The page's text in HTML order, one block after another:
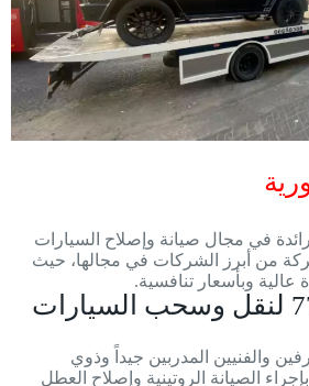
في مجال صيانة وإصلاح السيارات
من أبرز الشركات في مجالها، حيث
وبأسعار تنافسية.
شركة ونش777 لنقل وسحب السيارات
والفنيين المدربين جيداً وذوي
الصيانة الروتينية وإصلاح العطل